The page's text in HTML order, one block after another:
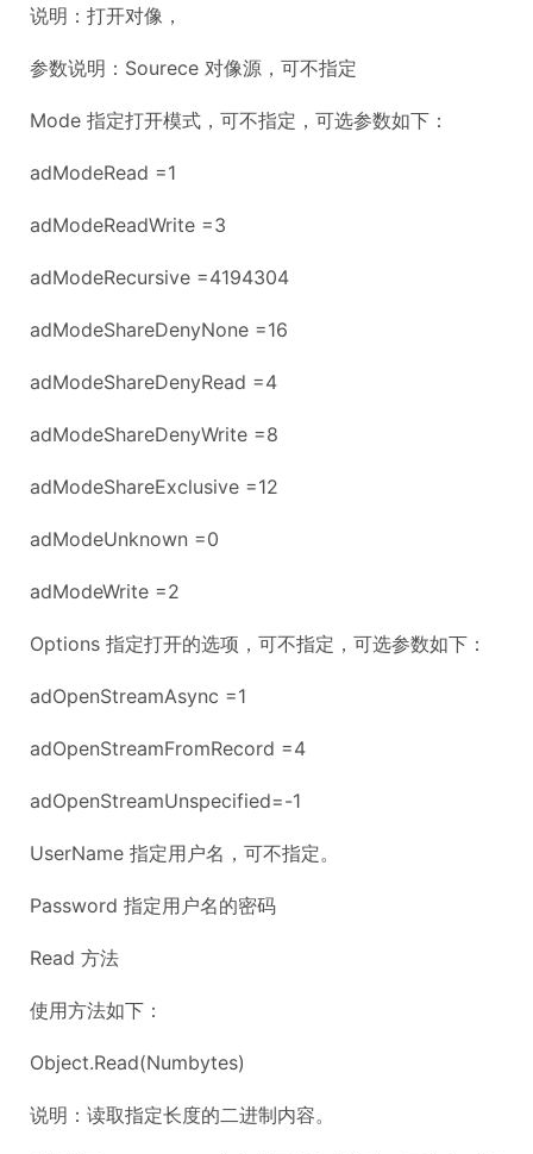
说明：打开对像，
参数说明：Sourece 对像源，可不指定
Mode 指定打开模式，可不指定，可选参数如下：
adModeRead =1
adModeReadWrite =3
adModeRecursive =4194304
adModeShareDenyNone =16
adModeShareDenyRead =4
adModeShareDenyWrite =8
adModeShareExclusive =12
adModeUnknown =0
adModeWrite =2
Options 指定打开的选项，可不指定，可选参数如下：
adOpenStreamAsync =1
adOpenStreamFromRecord =4
adOpenStreamUnspecified=-1
UserName 指定用户名，可不指定。
Password 指定用户名的密码
Read 方法
使用方法如下：
Object.Read(Numbytes)
说明：读取指定长度的二进制内容。